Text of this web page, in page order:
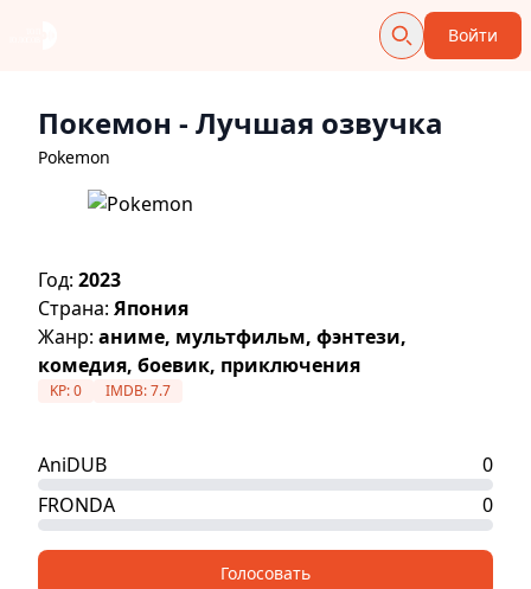
Войти
Покемон - Лучшая озвучка
Pokemon
Год: 2023
Страна: Япония
Жанр: аниме, мультфильм, фэнтези,
комедия, боевик, приключения
KP:0 IMDB:7.7
AniDUB
0
FRONDA
0
Голосовать